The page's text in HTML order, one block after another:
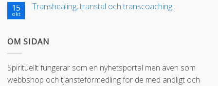
15
okt
Transhealing, transtal och transcoaching
OM SIDAN
Spirituellt fungerar som en nyhetsportal men även som
webbshop och tjänsteförmedling för de med andligt och